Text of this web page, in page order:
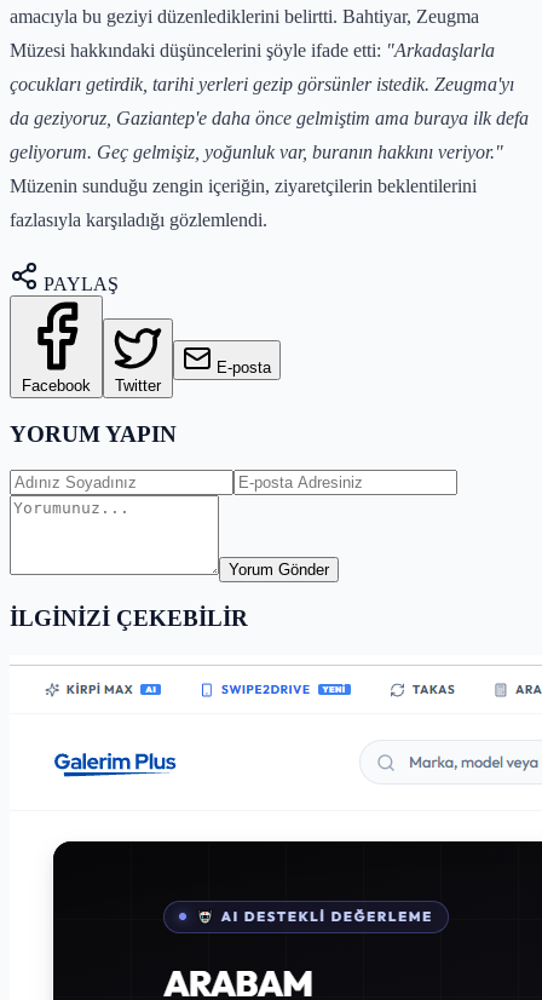
amacıyla bu geziyi düzenlediklerini belirtti. Bahtiyar, Zeugma
Müzesi hakkındaki düşüncelerini şöyle ifade etti: "Arkadaşlarla
çocukları getirdik, tarihi yerleri gezip görsünler istedik. Zeugma'yı
da geziyoruz, Gaziantep'e daha önce gelmiştim ama buraya ilk defa
geliyorum. Geç gelmişiz, yoğunluk var, buranın hakkını veriyor."
Müzenin sunduğu zengin içeriğin, ziyaretçilerin beklentilerini
fazlasıyla karşıladığı gözlemlendi.
PAYLAŞ
Facebook Twitter
E-posta
YORUM YAPIN
Yorum Gönder
İLGİNİZİ ÇEKEBİLİR